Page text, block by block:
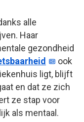
alle
Haar
gezondheid
ook
ligt, blijft
en dat ze zich
ze stap voor
als mentaal.